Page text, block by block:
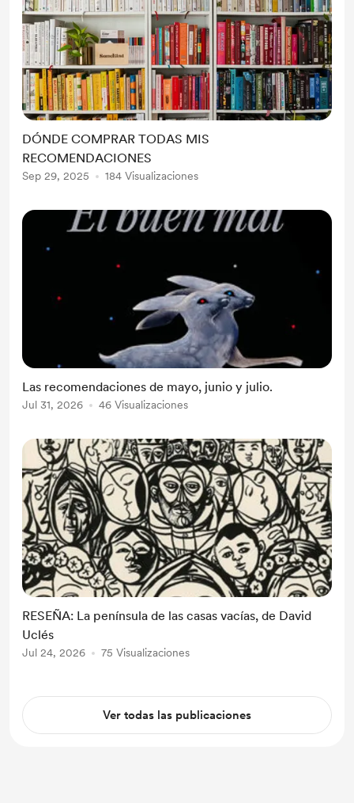
DÓNDE COMPRAR TODAS MIS
RECOMENDACIONES
Sep 29, 2025 184 Visualizaciones
Las recomendaciones de mayo, junio y julio.
Jul 31, 2026 46 Visualizaciones
RESEÑA: La península de las casas vacías, de David
Uclés
Jul 24, 2026 75 Visualizaciones
Ver todas las publicaciones